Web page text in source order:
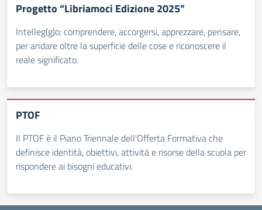
Progetto “Libriamoci Edizione 2025”
Intelleg(g)o: comprendere, accorgersi, apprezzare, pensare,
per andare oltre la superficie delle cose e riconoscere il
reale significato.
PTOF
Il PTOF è il Piano Triennale dell'Offerta Formativa che
definisce identità, obiettivi, attività e risorse della scuola per
rispondere ai bisogni educativi.